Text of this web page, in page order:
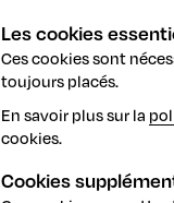
Les cookies
Ces cookies sont
toujours placés.
En savoir plus sur la
cookies.
Cookies